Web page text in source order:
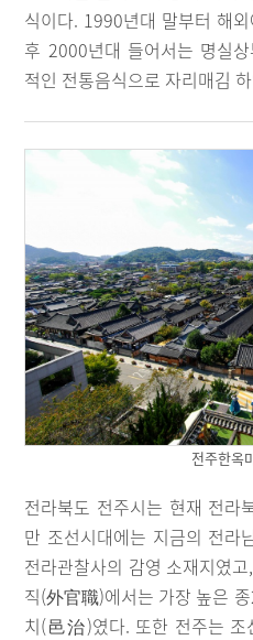
식이다. 1990년대 말부터 해
후 2000년대 들어서는 명실
적인 전통음식으로 자리매김
전주한옥
전라북도 전주시는 현재 전라
만 조선시대에는 지금의 전라
전라관찰사의 감영 소재지였
직(外官職)에서는 가장 높은
치(邑治)였다. 또한 전주는